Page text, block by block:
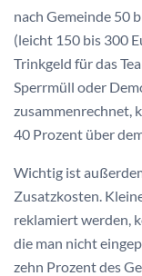
nach Gemeinde 50
(leicht 150 bis 300
Trinkgeld für das
Sperrmüll oder
zusammenrechnet,
40 Prozent über
Wichtig ist
Zusatzkosten.
reklamiert werden,
die man nicht
zehn Prozent des